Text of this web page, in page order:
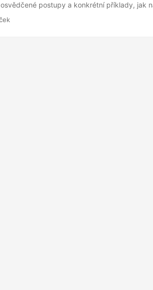
postupy a konkrétní příklady, jak
a chráněná. V dnešní době už domácí síť